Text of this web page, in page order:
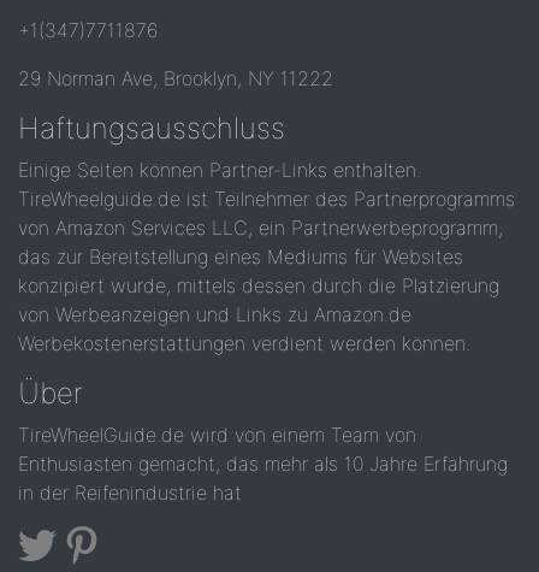
+1(347)7711876
29 Norman Ave, Brooklyn, NY 11222
Haftungsausschluss
Einige Seiten können Partner-Links enthalten.
TireWheelguide.de ist Teilnehmer des Partnerprogramms
von Amazon Services LLC, ein Partnerwerbeprogramm,
das zur Bereitstellung eines Mediums für Websites
konzipiert wurde, mittels dessen durch die Platzierung
von Werbeanzeigen und Links zu Amazon.de
Werbekostenerstattungen verdient werden können.
Über
TireWheelGuide.de wird von einem Team von
Enthusiasten gemacht, das mehr als 10 Jahre Erfahrung
in der Reifenindustrie hat